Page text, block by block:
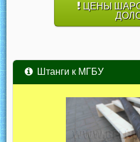
ЦЕНЫ
Штанги к МГБУ